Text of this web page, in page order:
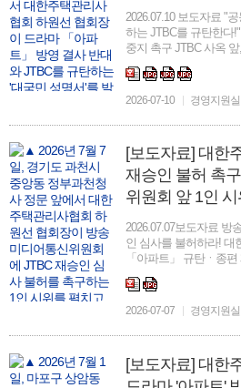
2026.07.10 보도자료 "
하는 JTBC를 규탄한다
중지 촉구 JTBC 사옥
100여명 참석, 성명서
펼쳐 “안전한 주거 공동
기 위한 모든 노력 다...
2026-07-10 경영지원실
[보도자료] 대한
재승인 불허 촉
위원회 앞 1인 시
2026.07.07보도자료 방
인 심사를 불허하라! 대
「아파트」 규탄ㆍ종
곡ㆍ인권침해 자행하는
반대」 공정성ㆍ객관성
JTBC, “방미통위는 엄
2026-07-07 경영지원실
[보도자료] 대한